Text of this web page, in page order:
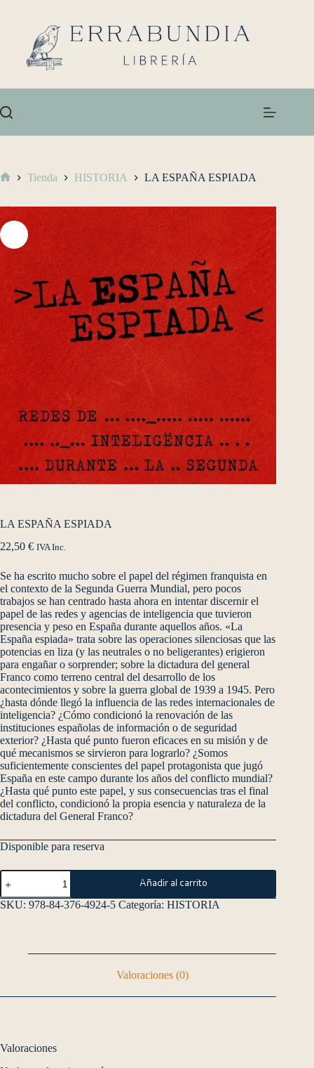
Tienda HISTORIA LA ESPAÑA ESPIADA
LA ESPAÑA ESPIADA
22,50 € IVA Inc.
Se ha escrito mucho sobre el papel del régimen franquista en
el contexto de la Segunda Guerra Mundial, pero pocos
trabajos se han centrado hasta ahora en intentar discernir el
papel de las redes y agencias de inteligencia que tuvieron
presencia y peso en España durante aquellos años. «La
España espiada» trata sobre las operaciones silenciosas que las
potencias en liza (y las neutrales o no beligerantes) erigieron
para engañar o sorprender; sobre la dictadura del general
Franco como terreno central del desarrollo de los
acontecimientos y sobre la guerra global de 1939 a 1945. Pero
¿hasta dónde llegó la influencia de las redes internacionales de
inteligencia? ¿Cómo condicionó la renovación de las
instituciones españolas de información o de seguridad
exterior? ¿Hasta qué punto fueron eficaces en su misión y de
qué mecanismos se sirvieron para lograrlo? ¿Somos
suficientemente conscientes del papel protagonista que jugó
España en este campo durante los años del conflicto mundial?
¿Hasta qué punto este papel, y sus consecuencias tras el final
del conflicto, condicionó la propia esencia y naturaleza de la
dictadura del General Franco?
Disponible para reserva
Añadir al carrito
SKU: 978-84-376-4924-5 Categoría: HISTORIA
Valoraciones (0)
Valoraciones